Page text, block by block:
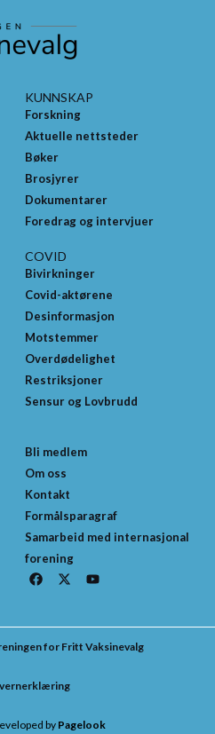
KUNNSKAP
Forskning
Aktuelle nettsteder
Bøker
Brosjyrer
Dokumentarer
Foredrag og intervjuer
COVID
Bivirkninger
Covid-aktørene
Desinformasjon
Motstemmer
Overdødelighet
Restriksjoner
Sensur og Lovbrudd
Bli medlem
Om oss
Kontakt
Formålsparagraf
Samarbeid med internasjonal
forening
F
a
b
o
X
-
i
t
t
r
Y
o
u
b
e
for Fritt Vaksinevalg
by Pagelook